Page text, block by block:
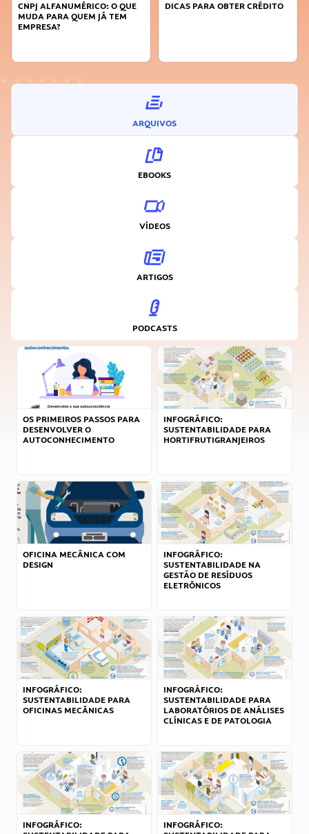
CNPJ ALFANUMÉRICO: O QUE
MUDA PARA QUEM JÁ TEM
EMPRESA?
DICAS PARA OBTER CRÉDITO
ARQUIVOS
EBOOKS
VÍDEOS
ARTIGOS
PODCASTS
OS PRIMEIROS PASSOS PARA
DESENVOLVER O
AUTOCONHECIMENTO
INFOGRÁFICO:
SUSTENTABILIDADE PARA
HORTIFRUTIGRANJEIROS
OFICINA MECÂNICA COM
DESIGN
INFOGRÁFICO:
SUSTENTABILIDADE NA
GESTÃO DE RESÍDUOS
ELETRÔNICOS
INFOGRÁFICO:
SUSTENTABILIDADE PARA
OFICINAS MECÂNICAS
INFOGRÁFICO:
SUSTENTABILIDADE PARA
LABORATÓRIOS DE ANÁLISES
CLÍNICAS E DE PATOLOGIA
INFOGRÁFICO:
INFOGRÁFICO: